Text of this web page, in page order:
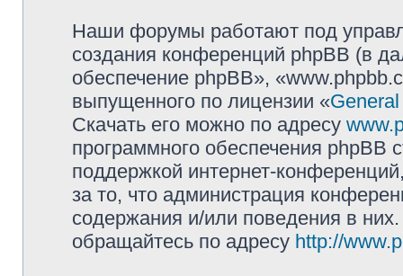
Наши форумы работают под
создания конференций phpBB (в
обеспечение phpBB»,
выпущенного по лицензии «
Скачать его можно по адресу
программного обеспечения phpBB
поддержкой интернет-
за то, что администрация
содержания и/или поведения в
обращайтесь по адресу http://